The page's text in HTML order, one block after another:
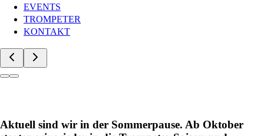
EVENTS
TROMPETER
KONTAKT
Aktuell sind wir in der Sommerpause. Ab Oktober